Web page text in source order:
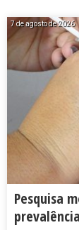
7 de agosto de 2026
Pesquisa